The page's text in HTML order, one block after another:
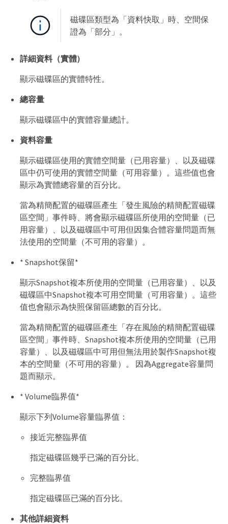
磁碟區類型為「資料快取」時、空間保
證為「部分」。
詳細資料（實體）
顯示磁碟區的實體特性。
總容量
顯示磁碟區中的實體容量總計。
資料容量
顯示磁碟區使用的實體空間量（已用容量）、以及磁碟
區中仍可使用的實體空間量（可用容量）。這些值也會
顯示為實體總容量的百分比。
當為精簡配置的磁碟區產生「發生風險的精簡配置磁碟
區空間」事件時、將會顯示磁碟區所使用的空間量（已
用容量）、以及磁碟區中可用但因集合體容量問題而無
法使用的空間量（不可用的容量）。
* Snapshot保留*
顯示Snapshot複本所使用的空間量（已用容量）、以及
磁碟區中Snapshot複本可用空間量（可用容量）。這些
值也會顯示為快照保留區總數的百分比。
當為精簡配置的磁碟區產生「存在風險的精簡配置磁碟
區空間」事件時、Snapshot複本所使用的空間量（已用
容量）、以及磁碟區中可用但無法用於製作Snapshot複
本的空間量（不可用的容量）。 因為Aggregate容量問
題而顯示。
* Volume臨界值*
顯示下列Volume容量臨界值：
接近完整臨界值
指定磁碟區幾乎已滿的百分比。
完整臨界值
指定磁碟區已滿的百分比。
其他詳細資料